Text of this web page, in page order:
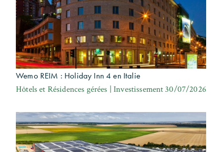
Wemo REIM : Holiday Inn 4 en Italie
Hôtels et Résidences gérées | Investissement30/07/2026